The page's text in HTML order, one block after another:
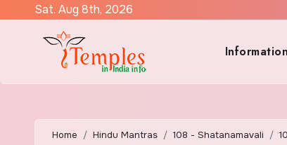
Sat. Aug 8th, 2026
Information
Home Hindu Mantras 108 - Shatanamavali